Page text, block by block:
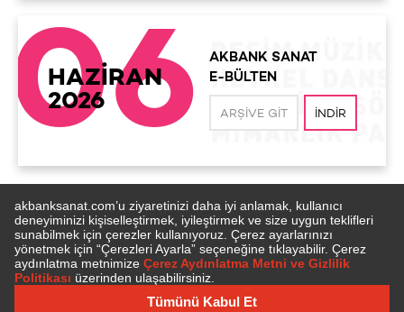
06
HAZİRAN
2026
AKBANK SANAT
E-BÜLTEN
ARŞIVE GIT İNDIR